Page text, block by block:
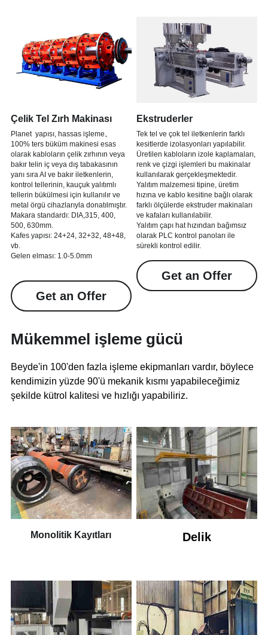
Çelik Tel Zırh Makinası
Planet yapısı, hassas işleme。
100% ters büküm makinesi esas
olarak kabloların çelik zırhının veya
bakır telin iç veya dış tabakasının
yanı sıra AI ve bakır iletkenlerin,
kontrol tellerinin, kauçuk yalıtımlı
tellerin bükülmesi için kullanılır ve
metal örgü cihazlarıyla donatılmıştır.
Makara standardı: DIA,315, 400,
500, 630mm.
Kafes yapısı: 24+24, 32+32, 48+48,
vb.
Gelen elması: 1.0-5.0mm
Get an Offer
Ekstruderler
Tek tel ve çok tel iletkenlerin farklı
kesitlerde izolasyonları yapılabilir.
Üretilen kabloların izole kaplamaları,
renk ve çizgi işlemleri bu makinalar
kullanılarak gerçekleşmektedir.
Yalıtım malzemesi tipine, üretim
hızına ve kablo kesitine bağlı olarak
farklı ölçülerde ekstruder makinaları
ve kafaları kullanılabilir.
Yalıtım çapı hat hızından bağımsız
olarak PLC kontrol panoları ile
sürekli kontrol edilir.
Get an Offer
Mükemmel işleme gücü
Beyde'in 100'den fazla işleme ekipmanları vardır, böylece
kendimizin yüzde 90'ü mekanik kısmı yapabileceğimiz
şekilde kütrol kalitesi ve hızlığı yapabiliriz.
Monolitik Kayıtları Delik